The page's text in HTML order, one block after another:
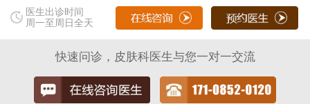
医生出诊时间
周一至周日全天
快速问诊，皮肤科医生与您一对一交流